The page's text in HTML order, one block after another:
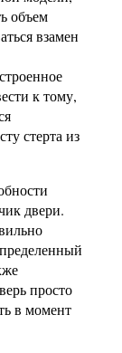
объем
взамен
к тому,
стерта из
двери.
просто
в момент